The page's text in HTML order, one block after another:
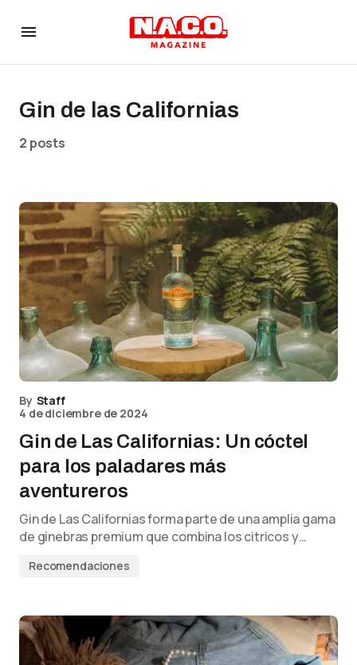
Gin de las Californias
2 posts
By Staff
4 de diciembre de 2024
Gin de Las Californias: Un cóctel
para los paladares más
aventureros
Gin de Las Californias forma parte de una amplia gama
de ginebras premium que combina los citricos y…
Recomendaciones